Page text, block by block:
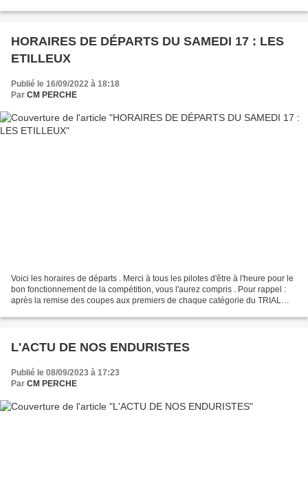
HORAIRES DE DÉPARTS DU SAMEDI 17 : LES
ETILLEUX
Publié le 16/09/2022 à 18:18
Par CM PERCHE
Voici les horaires de départs . Merci à tous les pilotes d'être à l'heure pour le
bon fonctionnement de la compétition, vous l'aurez compris . Pour rappel :
après la remise des coupes aux premiers de chaque catégorie du TRIAL
L'ACTU DE NOS ENDURISTES
Publié le 08/09/2023 à 17:23
Par CM PERCHE